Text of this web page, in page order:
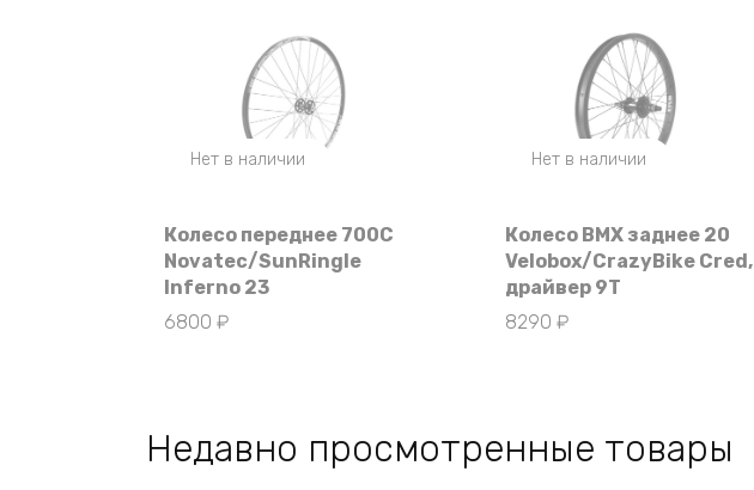
Нет в наличии
Колесо переднее 700C
Novatec/SunRingle
Inferno 23
6800 ₽
Нет в наличии
Колесо BMX заднее 20
Velobox/CrazyBike Cred,
драйвер 9T
8290 ₽
Недавно просмотренные товары